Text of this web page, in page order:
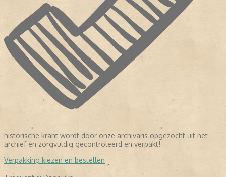
historische krant wordt door onze archivaris opgezocht uit het
archief en zorgvuldig gecontroleerd en verpakt!
LEES VERDER
Verpakking kiezen en bestellen